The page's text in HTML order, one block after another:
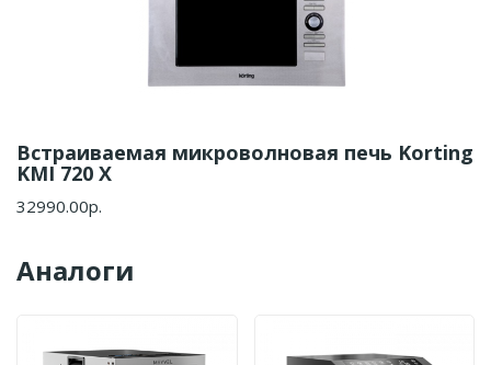
Встраиваемая микроволновая печь Korting
KMI 720 X
32990.00р.
Аналоги